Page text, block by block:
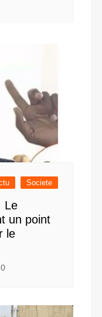
Societe
Le
un point
le
0